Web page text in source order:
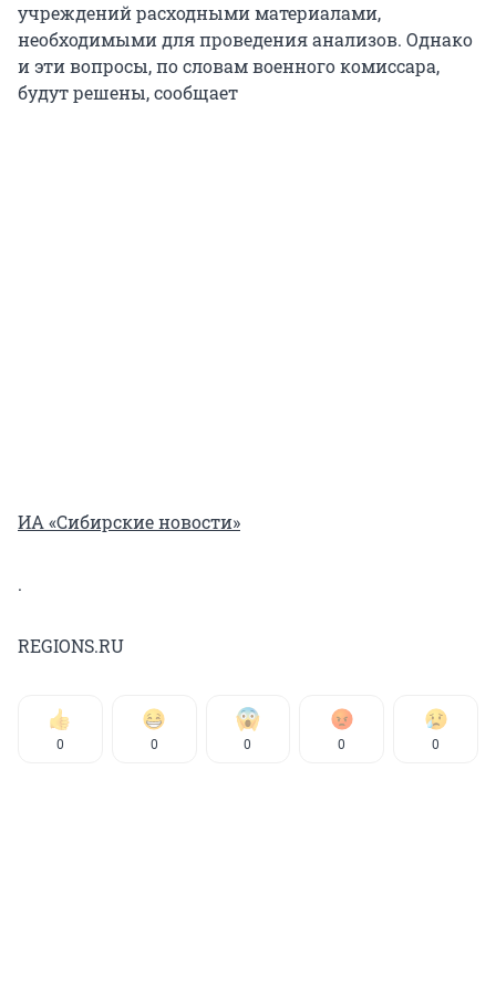
учреждений расходными материалами,
необходимыми для проведения анализов. Однако
и эти вопросы, по словам военного комиссара,
будут решены, сообщает
ИА «Сибирские новости»
.
REGIONS.RU
0 0 0 0 0